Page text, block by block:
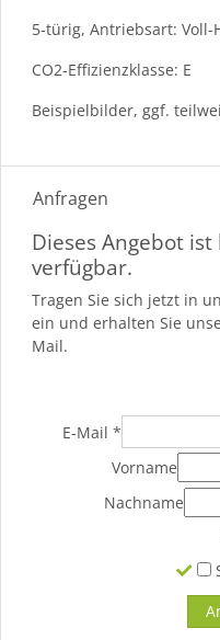
5-türig, Antriebsart: Voll-
CO2-Effizienzklasse: E
Beispielbilder, ggf.
Anfragen
Dieses Angebot
verfügbar.
Tragen Sie sich jetzt in
ein und erhalten Sie
Mail.
E-Mail *
Vorname
Nachname